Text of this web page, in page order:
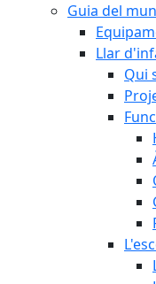
Guia del
Llar
Qui